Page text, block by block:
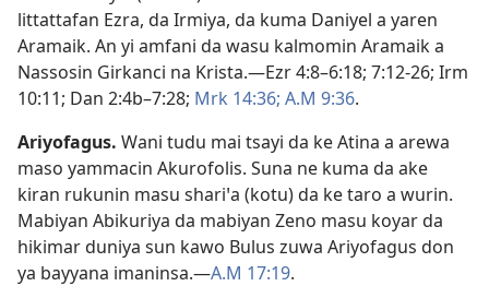
littattafan Ezra, da Irmiya, da kuma Daniyel a yaren
Aramaik. An yi amfani da wasu kalmomin Aramaik a
Nassosin Girkanci na Krista.​—Ezr 4:8–6:18; 7:12-26; Irm
10:11; Dan 2:4b–​7:28; Mrk 14:36; A.M 9:36.
Ariyofagus. Wani tudu mai tsayi da ke Atina a arewa
maso yammacin Akurofolis. Suna ne kuma da ake
kiran rukunin masu shariꞌa (kotu) da ke taro a wurin.
Mabiyan Abikuriya da mabiyan Zeno masu koyar da
hikimar duniya sun kawo Bulus zuwa Ariyofagus don
ya bayyana imaninsa.​—A.M 17:19.